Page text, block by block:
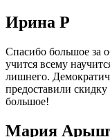
Ирина Р
Спасибо большое за
учится всему
лишнего.
предоставили
большое!
Мария